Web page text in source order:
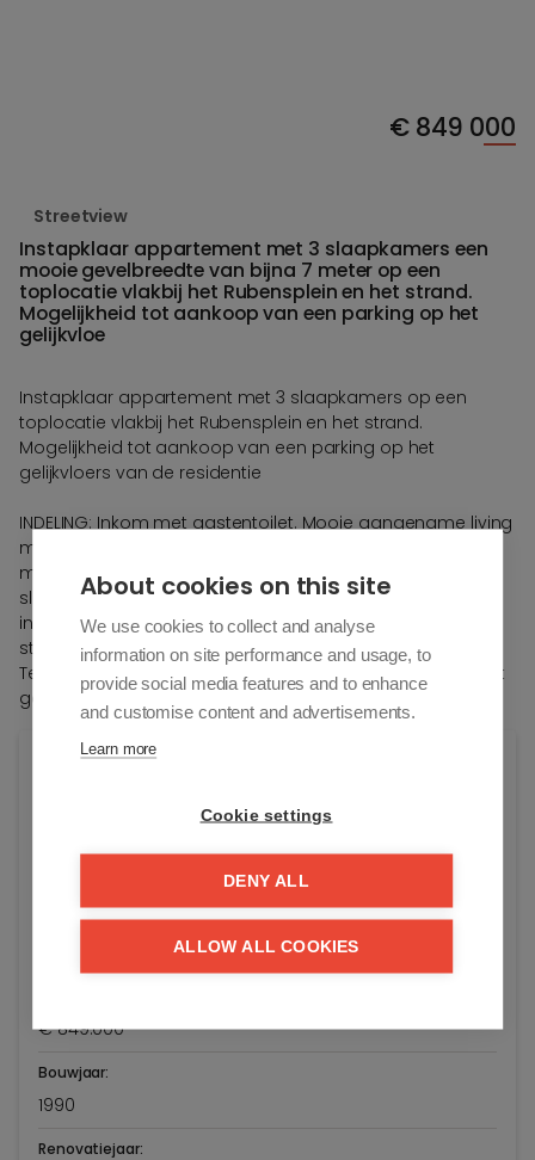
€849 000
Streetview
Instapklaar appartement met 3 slaapkamers een
mooie gevelbreedte van bijna 7 meter op een
toplocatie vlakbij het Rubensplein en het strand.
Mogelijkheid tot aankoop van een parking op het
gelijkvloe
Instapklaar appartement met 3 slaapkamers op een
toplocatie vlakbij het Rubensplein en het strand.
Mogelijkheid tot aankoop van een parking op het
gelijkvloers van de residentie
INDELING: Inkom met gastentoilet. Mooie aangename living
met terras. Volledig ingerichte, open keuken ( Carrara
marmer). Berging met aansluiting wasmachine. 2 ruime
slaapkamers geschikt voor een dubbel bed met
ingemaakte kasten en een derde slpk geschikt voor
stapelbedden. 2 douchekamers waarvan 1 met toilet .
Terras achteraan. Kelder. Autostaanplaats te koop op het
gelijkvloers van de residentie: 95.000 euro.
Algemene info
Koningslaan 101/21
Algemene staat:
€ 849.000
Bouwjaar:
1990
Renovatiejaar:
About cookies on this site
We use cookies to collect and analyse
information on site performance and usage, to
provide social media features and to enhance
and customise content and advertisements.
Learn more
Cookie settings
DENY ALL
ALLOW ALL COOKIES